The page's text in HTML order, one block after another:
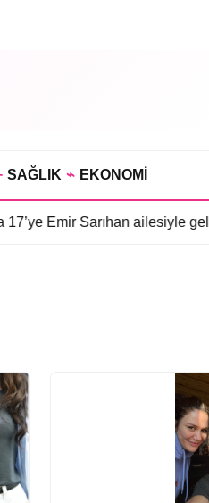
SAĞLIK ⌁ EKONOMİ
Emir Sarıhan ailesiyle geliyor•